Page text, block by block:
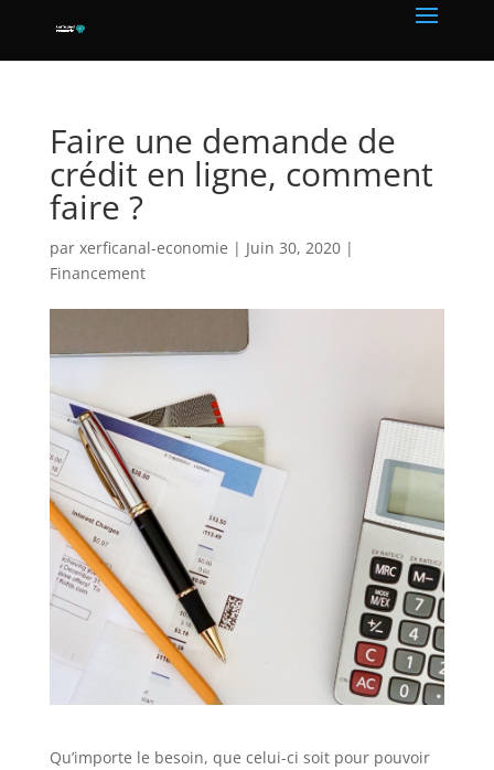
Faire une demande de
crédit en ligne, comment
faire ?
par xerficanal-economie | Juin 30, 2020|
Financement
Qu’importe le besoin, que celui-ci soit pour pouvoir